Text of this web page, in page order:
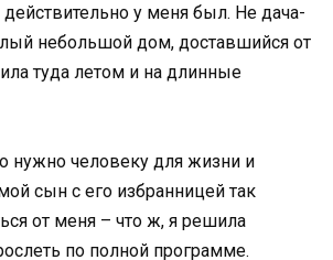
у меня был. Не дача-
небольшой дом, доставшийся от
туда летом и на длинные
нужно человеку для жизни и
сын с его избранницей так
от меня – что ж, я решила
по полной программе.